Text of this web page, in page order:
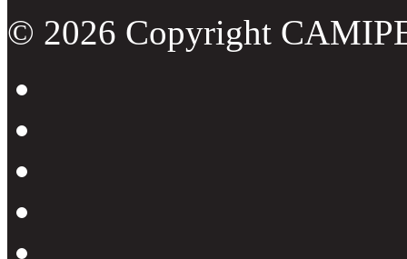
© 2026 Copyright